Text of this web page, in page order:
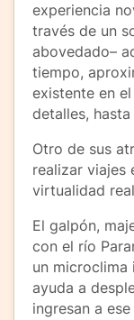
experiencia
través de un
abovedado–
tiempo,
existente en
detalles,
Otro de sus
realizar viajes
virtualidad
El galpón,
con el río
un microclima
ayuda a
ingresan a